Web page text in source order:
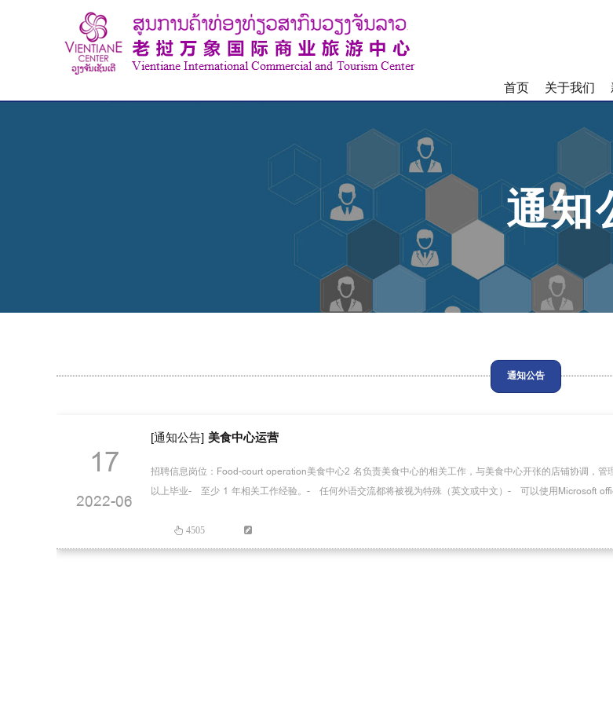
首页 关于我们
通知
通知公告
17
2022-06
[通知公告] 美食中心运营
招聘信息岗位：Food-court operation美食中心2 名负责美食中心的相关工作，与美食中心开张的店铺协调
以上毕业- 至少 1 年相关工作经验。- 任何外语交流都将被视为特殊（英文或中文）- 可以使用Microsoft
4505